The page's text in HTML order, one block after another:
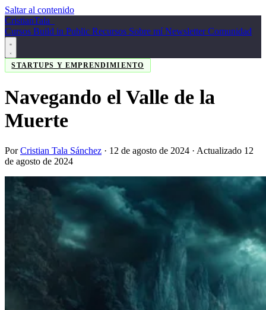
Saltar al contenido
CristianTala
Cursos Build in Public Recursos Sobre míNewsletterComunidad
STARTUPS Y EMPRENDIMIENTO
Navegando el Valle de la
Muerte
PorCristian Tala Sánchez · 12 de agosto de 2024 · Actualizado 12
de agosto de 2024